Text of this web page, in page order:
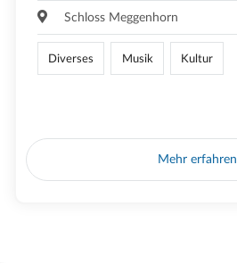
Schloss Meggenhorn
Diverses Musik Kultur
Mehr erfahren